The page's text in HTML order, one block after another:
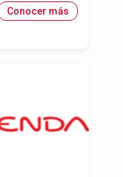
Conocer más